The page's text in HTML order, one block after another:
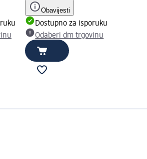
Obavijesti
Dostupno za isporuku
Odaberi dm trgovinu